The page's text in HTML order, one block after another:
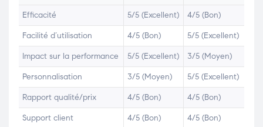
Efficacité 5/5 (Excellent) 4/5 (Bon)
Facilité d’utilisation 4/5 (Bon) 5/5 (Excellent)
Impact sur la performance 5/5 (Excellent) 3/5 (Moyen)
Personnalisation 3/5 (Moyen) 5/5 (Excellent)
Rapport qualité/prix 4/5 (Bon) 4/5 (Bon)
Support client 4/5 (Bon) 4/5 (Bon)